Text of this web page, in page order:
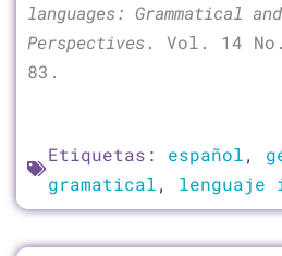
languages: Grammatical
Perspectives. Vol. 14
83.
Etiquetas: español,
gramatical, lenguaje